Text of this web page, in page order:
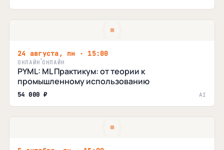
24 августа, пн · 15:00
ОНЛАЙН ОНЛАЙН
PYML: ML Практикум: от теории к
промышленному использованию
54 000 ₽ AI